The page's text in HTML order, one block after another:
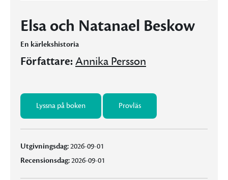
Elsa och Natanael Beskow
En kärlekshistoria
Författare:Annika Persson
Lyssna på boken Provläs
Utgivningsdag:2026-09-01
Recensionsdag:2026-09-01